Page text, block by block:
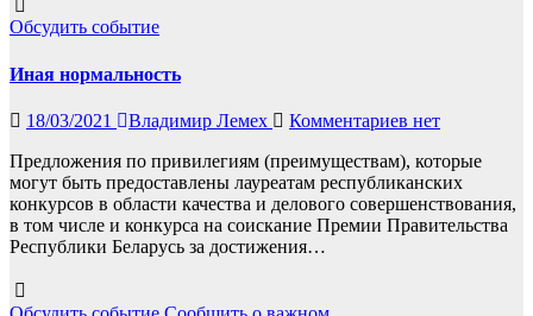
Обсудить событие
Иная нормальность
18/03/2021 Владимир Лемех
Комментариев нет
Предложения по привилегиям (преимуществам), которые
могут быть предоставлены лауреатам республиканских
конкурсов в области качества и делового совершенствования,
в том числе и конкурса на соискание Премии Правительства
Республики Беларусь за достижения…